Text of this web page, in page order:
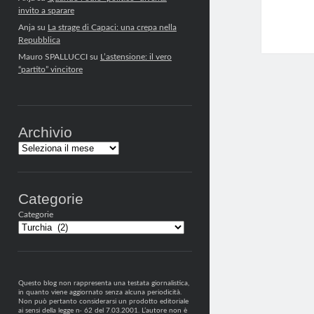
invito a sparare
Anjasu La strage di Capaci: una crepa nella
Repubblica
Mauro SPALLUCCIsu L’astensione: il vero
“partito” vincitore
Archivio
Archivi
Categorie
Categorie
Questo blog non rappresenta una testata giornalistica,
in quanto viene aggiornato senza alcuna periodicità.
Non può pertanto considerarsi un prodotto editoriale
ai sensi della legge n· 62 del 7.03.2001. L’autore non è